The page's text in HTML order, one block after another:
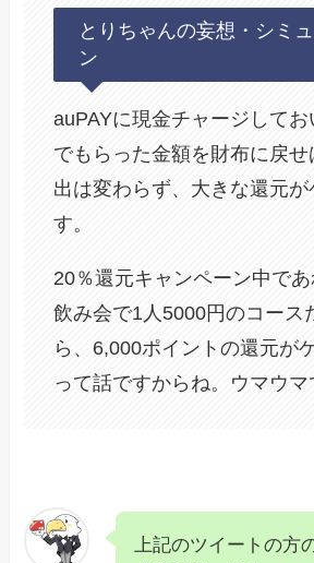
とりちゃんの妄想・シミ
ン
auPAYに現金チャージして
でもらった金額を財布に戻
出は変わらず、大きな還元が
す。
20％還元キャンペーン中で
飲み会で1人5000円のコース
ら、6,000ポイントの還元が
って話ですからね。ウマウマ
上記のツイートの方